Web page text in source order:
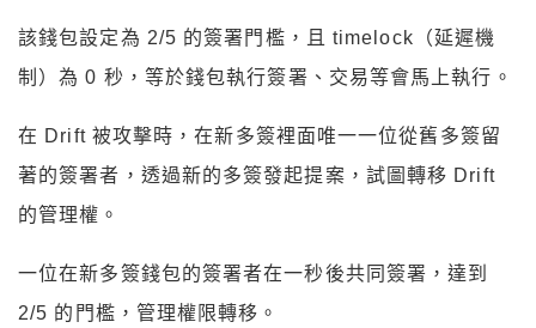
該錢包設定為 2/5 的簽署門檻，且 timelock（延遲機
制）為 0 秒，等於錢包執行簽署、交易等會馬上執行。
在 Drift 被攻擊時，在新多簽裡面唯一一位從舊多簽留
著的簽署者，透過新的多簽發起提案，試圖轉移 Drift
的管理權。
一位在新多簽錢包的簽署者在一秒後共同簽署，達到
2/5 的門檻，管理權限轉移。